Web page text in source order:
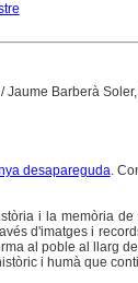
Jaume Barberà
desapareguda.
i la memòria
d'imatges i
al poble al llarg
i humà que